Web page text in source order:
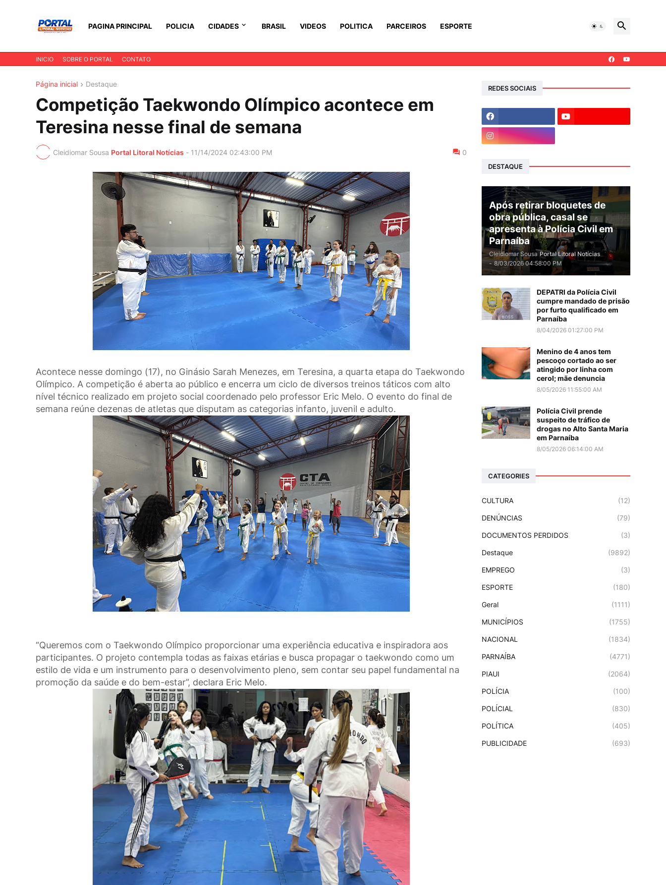
PAGINA PRINCIPAL POLICIA CIDADES BRASIL VIDEOS POLITICA PARCEIROS ESPORTE
INICIO SOBRE O PORTAL CONTATO
Página inicial Destaque
Competição Taekwondo Olímpico acontece em
Teresina nesse final de semana
Cleidiomar Sousa Portal Litoral Notícias - 11/14/2024 02:43:00 PM 0
Acontece nesse domingo (17), no Ginásio Sarah Menezes, em Teresina, a quarta etapa do Taekwondo
Olímpico. A competição é aberta ao público e encerra um ciclo de diversos treinos táticos com alto
nível técnico realizado em projeto social coordenado pelo professor Eric Melo. O evento do final de
semana reúne dezenas de atletas que disputam as categorias infanto, juvenil e adulto.
“Queremos com o Taekwondo Olímpico proporcionar uma experiência educativa e inspiradora aos
participantes. O projeto contempla todas as faixas etárias e busca propagar o taekwondo como um
estilo de vida e um instrumento para o desenvolvimento pleno, sem contar seu papel fundamental na
promoção da saúde e do bem-estar”, declara Eric Melo.
REDES SOCIAIS
DESTAQUE
Após retirar bloquetes de
obra pública, casal se
apresenta à Polícia Civil em
Parnaíba
Cleidiomar Sousa Portal Litoral Notícias
- 8/03/2026 04:58:00 PM
DEPATRI da Polícia Civil
cumpre mandado de prisão
por furto qualificado em
Parnaíba
8/04/2026 01:27:00 PM
Menino de 4 anos tem
pescoço cortado ao ser
atingido por linha com
cerol; mãe denuncia
8/05/2026 11:55:00 AM
Polícia Civil prende
suspeito de tráfico de
drogas no Alto Santa Maria
em Parnaíba
8/05/2026 06:14:00 AM
CATEGORIES
CULTURA (12)
DENÚNCIAS (79)
DOCUMENTOS PERDIDOS (3)
Destaque (9892)
EMPREGO (3)
ESPORTE (180)
Geral (1111)
MUNICÍPIOS (1755)
NACIONAL (1834)
PARNAÍBA (4771)
PIAUI (2064)
POLÍCIA (100)
POLÍCIAL (830)
POLÍTICA (405)
PUBLICIDADE (693)